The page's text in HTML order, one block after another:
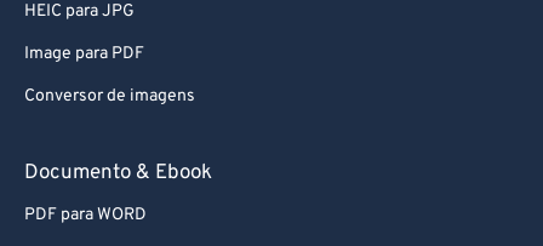
HEIC para JPG
Image para PDF
Conversor de imagens
Documento & Ebook
PDF para WORD